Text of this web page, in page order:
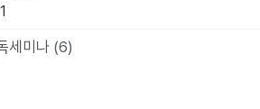
세미나 (6)